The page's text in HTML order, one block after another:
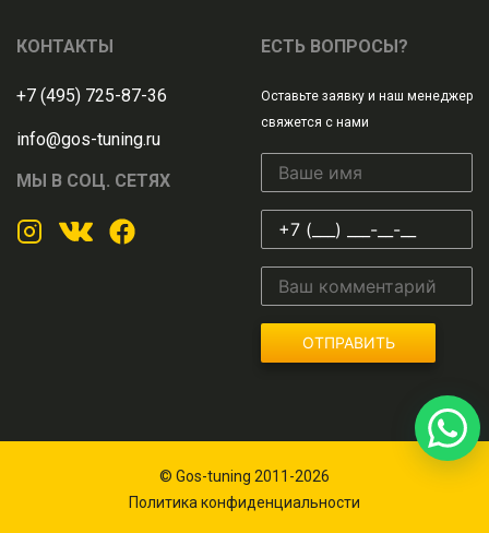
КОНТАКТЫ
+7 (495) 725-87-36
info@gos-tuning.ru
МЫ В СОЦ. СЕТЯХ
ЕСТЬ ВОПРОСЫ?
Оставьте заявку и наш менеджер
свяжется с нами
ОТПРАВИТЬ
© Gos-tuning 2011-2026
Политика конфиденциальности